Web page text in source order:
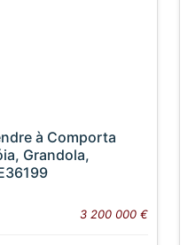
à Comporta
Grandola,
3 200 000 €